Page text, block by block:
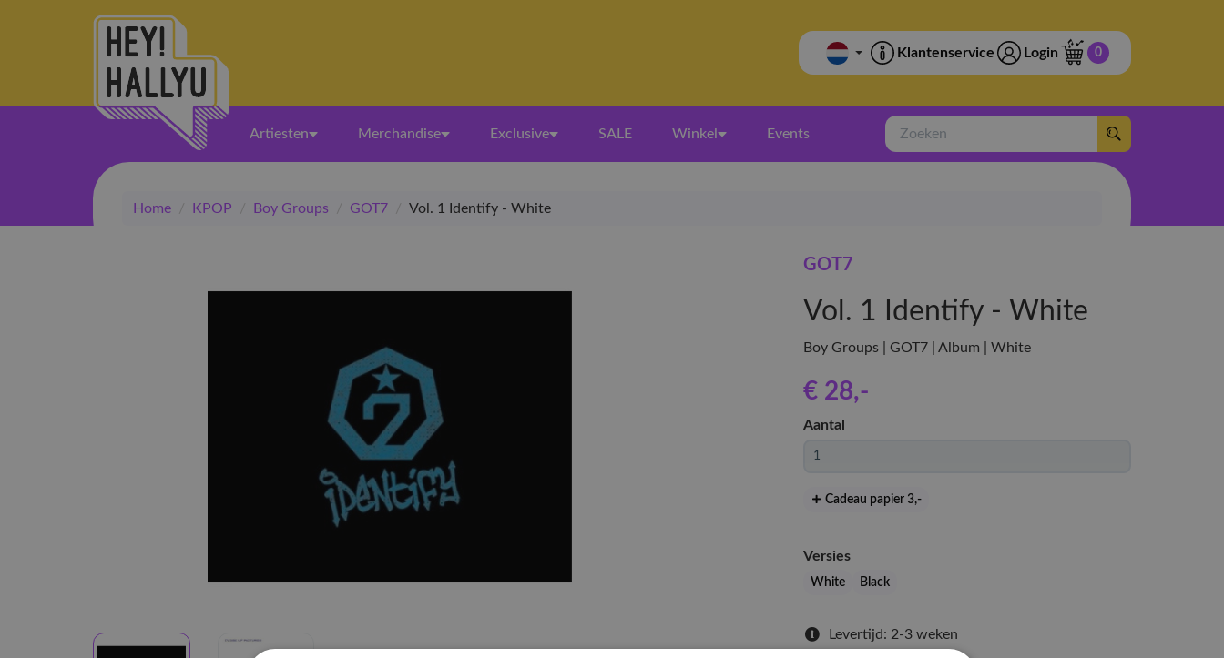
Klantenservice Login 0
Artiesten Merchandise Exclusive SALE Winkel Events
Zoeken
Home / KPOP / Boy Groups / GOT7 / Vol. 1 Identify - White
GOT7
Vol. 1 Identify - White
Boy Groups | GOT7 | Album | White
€ 28,-
Aantal
Cadeau papier 3,-
Versies
White Black
Levertijd: 2-3 weken